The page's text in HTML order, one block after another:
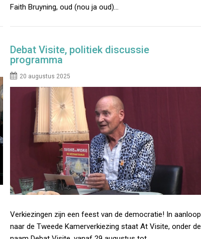
Faith Bruyning, oud (nou ja oud)…
Debat Visite, politiek discussie
programma
20 augustus 2025
Verkiezingen zijn een feest van de democratie! In aanloop
naar de Tweede Kamerverkiezing staat At Visite, onder de